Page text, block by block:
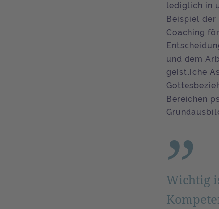
lediglich in
Beispiel der
Coaching
und dem
geistliche
Bereichen
Wichtig